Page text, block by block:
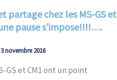
partage chez les MS-GS et
pause s’impose!!!!….
3 novembre 2016
GS et CM1 ont un point